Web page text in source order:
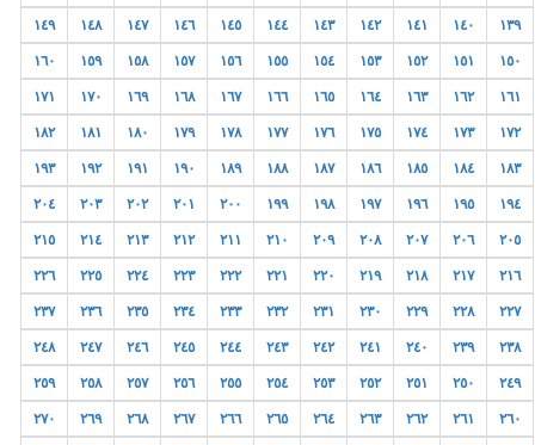
١٣٩ ١٤٠ ١٤١ ١٤٢ ١٤٣ ١٤٤ ١٤٥ ١٤٦ ١٤٧ ١٤٨ ١٤٩
١٥٠ ١٥١ ١٥٢ ١٥٣ ١٥٤ ١٥٥ ١٥٦ ١٥٧ ١٥٨ ١٥٩ ١٦٠
١٦١ ١٦٢ ١٦٣ ١٦٤ ١٦٥ ١٦٦ ١٦٧ ١٦٨ ١٦٩ ١٧٠ ١٧١
١٧٢ ١٧٣ ١٧٤ ١٧٥ ١٧٦ ١٧٧ ١٧٨ ١٧٩ ١٨٠ ١٨١ ١٨٢
١٨٣ ١٨٤ ١٨٥ ١٨٦ ١٨٧ ١٨٨ ١٨٩ ١٩٠ ١٩١ ١٩٢ ١٩٣
١٩٤ ١٩٥ ١٩٦ ١٩٧ ١٩٨ ١٩٩ ٢٠٠ ٢٠١ ٢٠٢ ٢٠٣ ٢٠٤
٢٠٥ ٢٠٦ ٢٠٧ ٢٠٨ ٢٠٩ ٢١٠ ٢١١ ٢١٢ ٢١٣ ٢١٤ ٢١٥
٢١٦ ٢١٧ ٢١٨ ٢١٩ ٢٢٠ ٢٢١ ٢٢٢ ٢٢٣ ٢٢٤ ٢٢٥ ٢٢٦
٢٢٧ ٢٢٨ ٢٢٩ ٢٣٠ ٢٣١ ٢٣٢ ٢٣٣ ٢٣٤ ٢٣٥ ٢٣٦ ٢٣٧
٢٣٨ ٢٣٩ ٢٤٠ ٢٤١ ٢٤٢ ٢٤٣ ٢٤٤ ٢٤٥ ٢٤٦ ٢٤٧ ٢٤٨
٢٤٩ ٢٥٠ ٢٥١ ٢٥٢ ٢٥٣ ٢٥٤ ٢٥٥ ٢٥٦ ٢٥٧ ٢٥٨ ٢٥٩
٢٦٠ ٢٦١ ٢٦٢ ٢٦٣ ٢٦٤ ٢٦٥ ٢٦٦ ٢٦٧ ٢٦٨ ٢٦٩ ٢٧٠